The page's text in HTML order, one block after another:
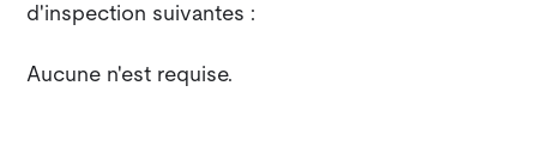
d'inspection suivantes :
Aucune n'est requise.